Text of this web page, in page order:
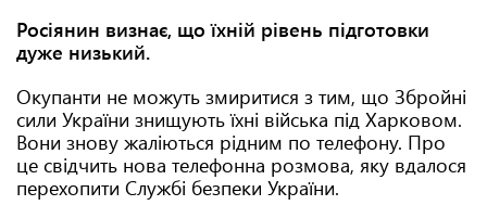
Росіянин визнає, що їхній рівень підготовки
дуже низький.
Окупанти не можуть змиритися з тим, що Збройні
сили України знищують їхні війська під Харковом.
Вони знову жаліються рідним по телефону. Про
це свідчить нова телефонна розмова, яку вдалося
перехопити Службі безпеки України.